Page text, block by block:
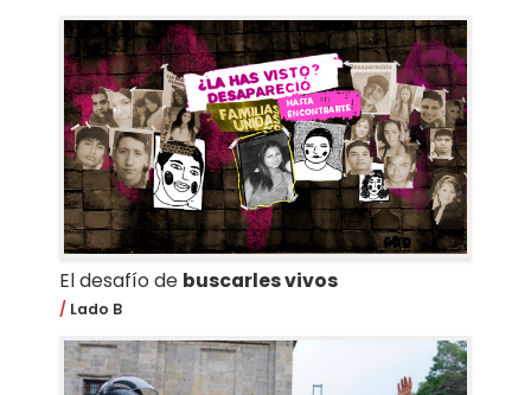
El desafío de buscarles vivos
Lado B